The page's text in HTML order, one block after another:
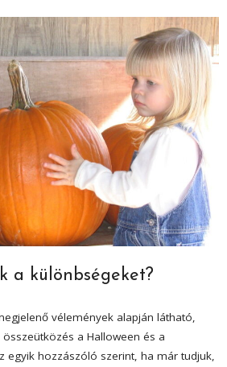
a különbségeket?
vélemények alapján látható,
a Halloween és a
egyik hozzászóló szerint, ha már tudjuk,